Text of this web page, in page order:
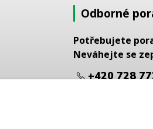
Odborné
Potřebujete
Neváhejte se
+420 728